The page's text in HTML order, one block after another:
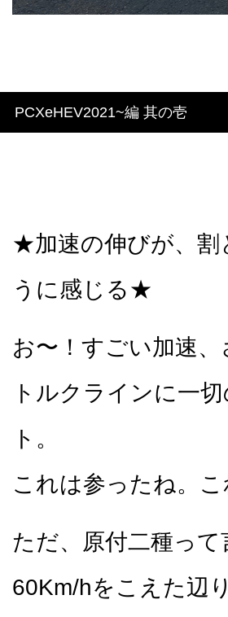
PCXeHEV2021~編 其の壱
★加速の伸びが、割
うに感じる★
お〜！すごい加速
トルクラインに一
ト。
これは参ったね。
ただ、原付二種っ
60Km/hをこえた辺